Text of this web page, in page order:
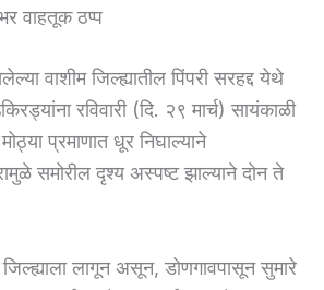
वाहतूक ठप्प
वाशीम जिल्ह्यातील पिंपरी सरहद्द येथे
रविवारी (दि. २९ मार्च) सायंकाळी
प्रमाणात धूर निघाल्याने
समोरील दृश्य अस्पष्ट झाल्याने दोन ते
जिल्ह्याला लागून असून, डोणगावपासून सुमारे